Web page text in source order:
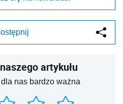
artykułu
nas bardzo ważna